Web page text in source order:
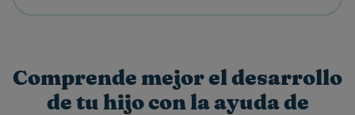
Comprende mejor el desarrollo
de tu hijo con la ayuda de